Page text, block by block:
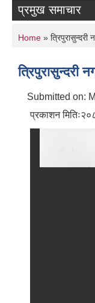
प्रमुख समाचार
You are
Home » त्रिपुरासुन्दरी
त्रिपुरासुन्दरी
Submitted on:
प्रकाशन